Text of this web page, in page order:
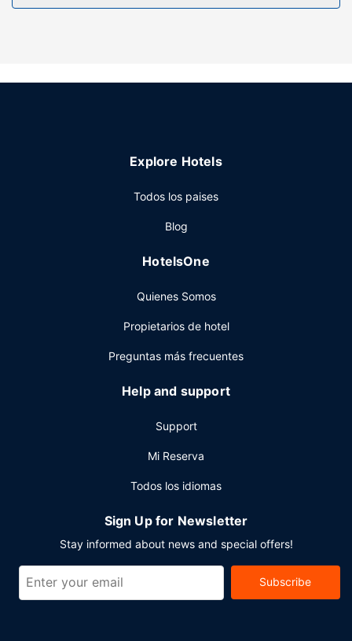
conexión a Internet wifi gratis, una sala de estar
06:00 a 10:30, mientras que el horario de sábados y
Tendrás conexión a Internet por cable gratis, un centro de
Se ofrece un servicio de traslado gratis al aeropuerto
Explore Hotels
Todos los paises
Blog
HotelsOne
Quienes Somos
Propietarios de hotel
Preguntas más frecuentes
Help and support
Support
Mi Reserva
Todos los idiomas
Sign Up for Newsletter
Stay informed about news and special offers!
Subscribe